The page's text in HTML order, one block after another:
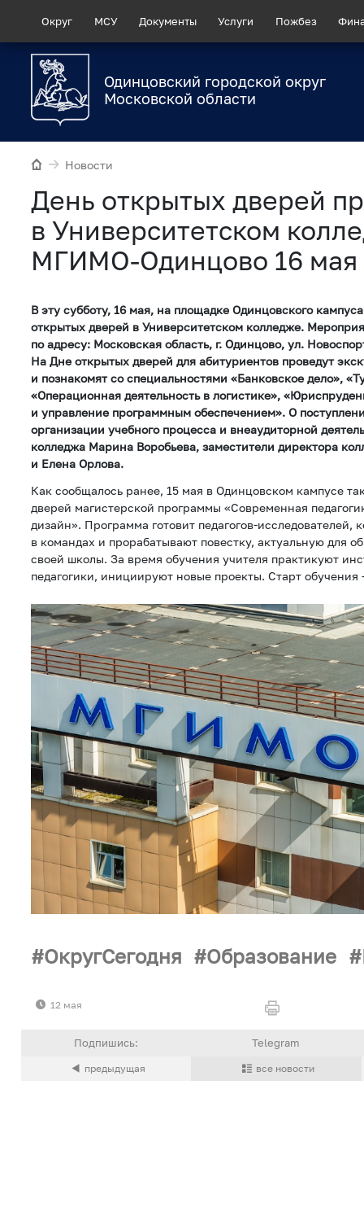
Округ МСУ Документы Услуги Пожбез
Одинцовский городской округ
Московской области
Новости
День открытых дверей
в Университетском
МГИМО-Одинцово 16 мая
В эту субботу, 16 мая, на площадке Одинцовского
открытых дверей в Университетском колледже.
по адресу: Московская область, г. Одинцово, ул.
На Дне открытых дверей для абитуриентов проведут
и познакомят со специальностями «Банковское дело»,
«Операционная деятельность в логистике»,
и управление программным обеспечением». О
организации учебного процесса и внеаудиторной
колледжа Марина Воробьева, заместители директора
и Елена Орлова.
Как сообщалось ранее, 15 мая в Одинцовском кампусе
дверей магистерской программы «Современная
дизайн». Программа готовит педагогов-исследователей,
в командах и прорабатывают повестку, актуальную для
своей школы. За время обучения учителя практикуют
педагогики, инициируют новые проекты. Старт обучения
ОкругСегодня Образование
12 мая